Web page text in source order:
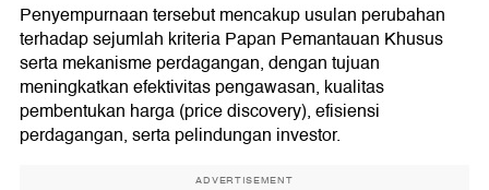
Penyempurnaan tersebut mencakup usulan perubahan
terhadap sejumlah kriteria Papan Pemantauan Khusus
serta mekanisme perdagangan, dengan tujuan
meningkatkan efektivitas pengawasan, kualitas
pembentukan harga (price discovery), efisiensi
perdagangan, serta pelindungan investor.
ADVERTISEMENT